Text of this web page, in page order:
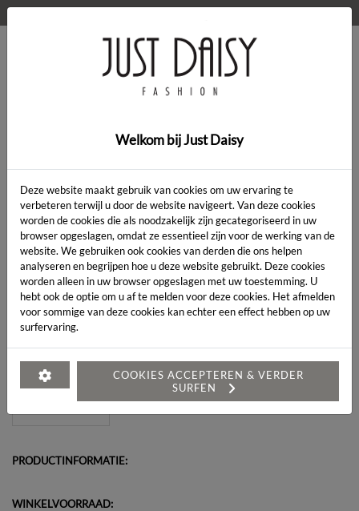
Jas
Artikelcode:
LENGTE:*
MAAT:*
Heeft u een vraag over dit artikel?
PRODUCTINFORMATIE:
WINKELVOORRAAD:
Welkom bij Just Daisy
Deze website maakt gebruik van cookies om uw ervaring te
verbeteren terwijl u door de website navigeert. Van deze cookies
worden de cookies die als noodzakelijk zijn gecategoriseerd in uw
browser opgeslagen, omdat ze essentieel zijn voor de werking van de
website. We gebruiken ook cookies van derden die ons helpen
analyseren en begrijpen hoe u deze website gebruikt. Deze cookies
worden alleen in uw browser opgeslagen met uw toestemming. U
hebt ook de optie om u af te melden voor deze cookies. Het afmelden
voor sommige van deze cookies kan echter een effect hebben op uw
surfervaring.
COOKIES ACCEPTEREN & VERDER
SURFEN